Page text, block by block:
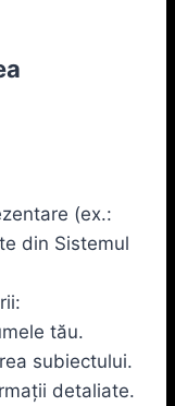
(ex.:
din Sistemul
tău.
subiectului.
detaliate.